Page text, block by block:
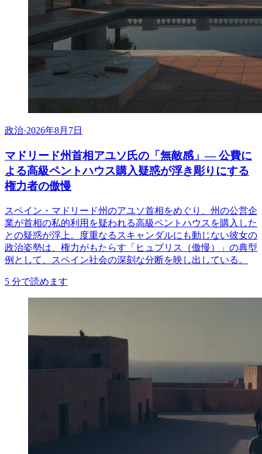
政治·2026年8月7日
マドリード州首相アユソ氏の「無敵感」— 公費に
よる高級ペントハウス購入疑惑が浮き彫りにする
権力者の傲慢
スペイン・マドリード州のアユソ首相をめぐり、州の公営企
業が首相の私的利用を疑われる高級ペントハウスを購入した
との疑惑が浮上。度重なるスキャンダルにも動じない彼女の
政治姿勢は、権力がもたらす「ヒュブリス（傲慢）」の典型
例として、スペイン社会の深刻な分断を映し出している。
5 分で読めます